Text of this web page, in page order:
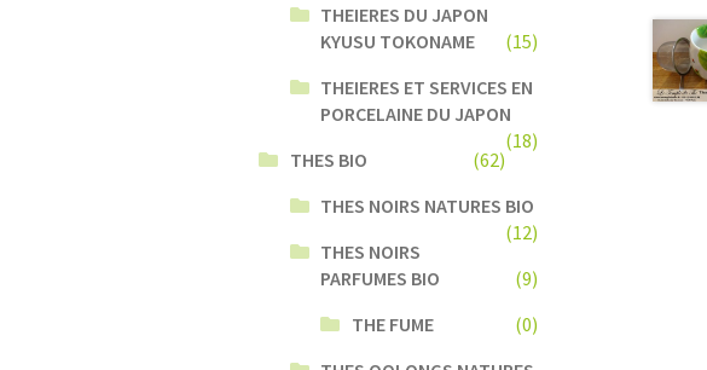
THEIERES DU JAPON
KYUSU TOKONAME
(15)
THEIERES ET SERVICES EN
PORCELAINE DU JAPON
(18)
THES BIO
(62)
THES NOIRS NATURES BIO
(12)
THES NOIRS
PARFUMES BIO
(9)
THE FUME
(0)